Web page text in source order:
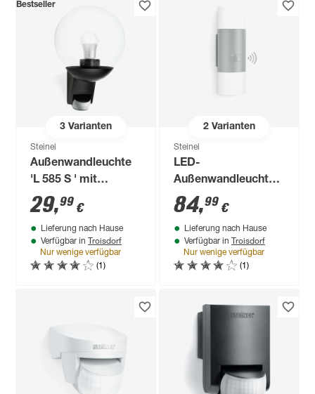
3Varianten
Bestseller
Steinel
Außenwandleuchte
'L 585 S ' mit
Bewegungssensor
60 W IP 44 21,5 x
31,2 cm
29,99 €
Lieferung nach Hause
Verfügbar in Troisdorf
Nur wenige verfügbar
(1)
2Varianten
Steinel
LED-
Außenwandleuchte
'L 910 S ' 9,8 W 797
lm warmweiß IP 44 8
x 23,5 cm
84,99 €
Lieferung nach Hause
Verfügbar in Troisdorf
Nur wenige verfügbar
(1)